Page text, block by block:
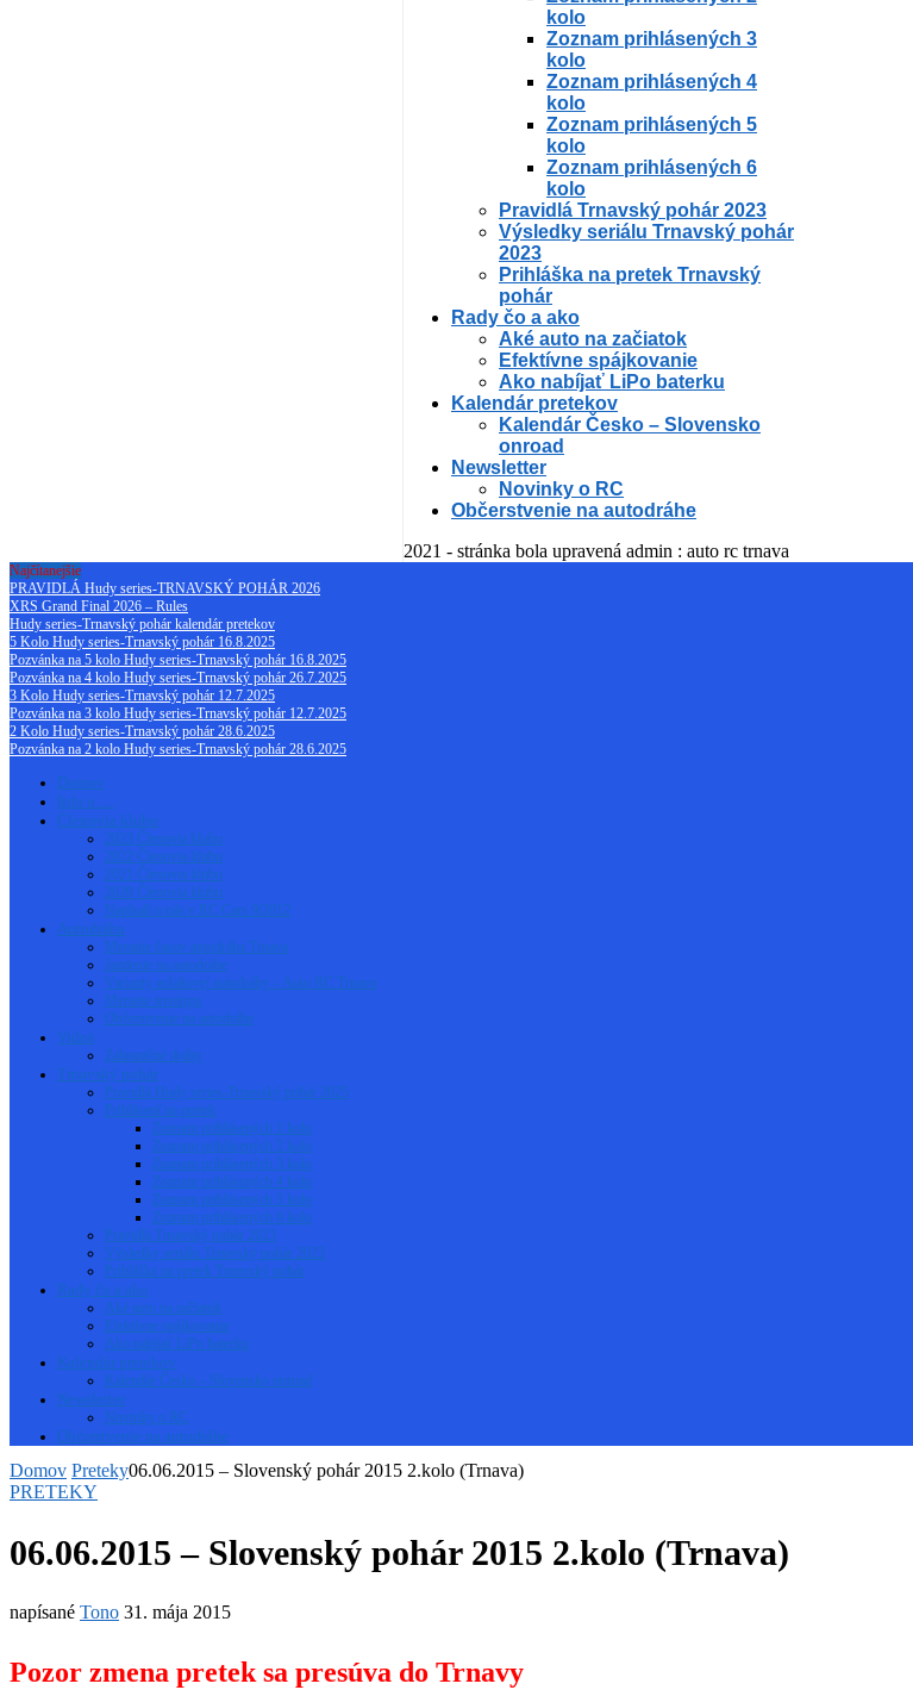
kolo
Zoznam prihlásených 3
kolo
Zoznam prihlásených 4
kolo
Zoznam prihlásených 5
kolo
Zoznam prihlásených 6
kolo
Pravidlá Trnavský pohár 2023
Výsledky seriálu Trnavský pohár
2023
Prihláška na pretek Trnavský
pohár
Rady čo a ako
Aké auto na začiatok
Efektívne spájkovanie
Ako nabíjať LiPo baterku
Kalendár pretekov
Kalendár Česko – Slovensko
onroad
Newsletter
Novinky o RC
Občerstvenie na autodráhe
2021 - stránka bola upravená admin : auto rc trnava
Najčítanejšie
PRAVIDLÁ Hudy series-TRNAVSKÝ POHÁR 2026
XRS Grand Final 2026 – Rules
Hudy series-Trnavský pohár kalendár pretekov
5 Kolo Hudy series-Trnavský pohár 16.8.2025
Pozvánka na 5 kolo Hudy series-Trnavský pohár 16.8.2025
Pozvánka na 4 kolo Hudy series-Trnavský pohár 26.7.2025
3 Kolo Hudy series-Trnavský pohár 12.7.2025
Pozvánka na 3 kolo Hudy series-Trnavský pohár 12.7.2025
2 Kolo Hudy series-Trnavský pohár 28.6.2025
Pozvánka na 2 kolo Hudy series-Trnavský pohár 28.6.2025
Domov
Info o …
Členovia klubu
2023 Členovia klubu
2022 Členovia klubu
2021 Členovia klubu
2020 Členovia klubu
Napísali o nás v RC Cars 9/2012
Autodráha
Meranie časov autodráha Trnava
Jazdenie na autodráhe
Varianty asfaltovej autodráhy – Auto RC Trnava
Meranie treningu
Občerstvenie na autodráhe
Videá
Zahraničné dráhy
Trnavský pohár
Pravidlá Hudy series-Trnavský pohár 2025
Prihlásení na pretek
Zoznam prihlásených 1 kolo
Zoznam prihlásených 2 kolo
Zoznam prihlásených 3 kolo
Zoznam prihlásených 4 kolo
Zoznam prihlásených 5 kolo
Zoznam prihlásených 6 kolo
Pravidlá Trnavský pohár 2023
Výsledky seriálu Trnavský pohár 2023
Prihláška na pretek Trnavský pohár
Rady čo a ako
Aké auto na začiatok
Efektívne spájkovanie
Ako nabíjať LiPo baterku
Kalendár pretekov
Kalendár Česko – Slovensko onroad
Newsletter
Novinky o RC
Občerstvenie na autodráhe
Domov Preteky06.06.2015 – Slovenský pohár 2015 2.kolo (Trnava)
PRETEKY
06.06.2015 – Slovenský pohár 2015 2.kolo (Trnava)
napísané Tono 31. mája 2015
Pozor zmena pretek sa presúva do Trnavy